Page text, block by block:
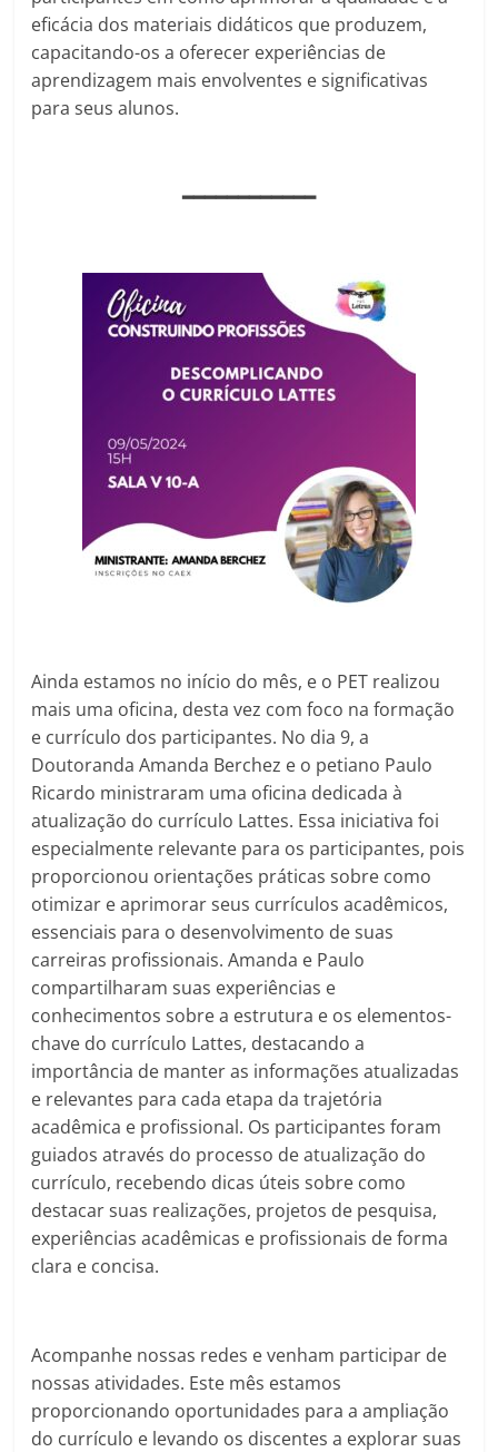
eficácia dos materiais didáticos que produzem,
capacitando-os a oferecer experiências de
aprendizagem mais envolventes e significativas
para seus alunos.
━━━━━━━━━━━━
Ainda estamos no início do mês, e o PET realizou
mais uma oficina, desta vez com foco na formação
e currículo dos participantes. No dia 9, a
Doutoranda Amanda Berchez e o petiano Paulo
Ricardo ministraram uma oficina dedicada à
atualização do currículo Lattes. Essa iniciativa foi
especialmente relevante para os participantes, pois
proporcionou orientações práticas sobre como
otimizar e aprimorar seus currículos acadêmicos,
essenciais para o desenvolvimento de suas
carreiras profissionais. Amanda e Paulo
compartilharam suas experiências e
conhecimentos sobre a estrutura e os elementos-
chave do currículo Lattes, destacando a
importância de manter as informações atualizadas
e relevantes para cada etapa da trajetória
acadêmica e profissional. Os participantes foram
guiados através do processo de atualização do
currículo, recebendo dicas úteis sobre como
destacar suas realizações, projetos de pesquisa,
experiências acadêmicas e profissionais de forma
clara e concisa.
Acompanhe nossas redes e venham participar de
nossas atividades. Este mês estamos
proporcionando oportunidades para a ampliação
do currículo e levando os discentes a explorar suas